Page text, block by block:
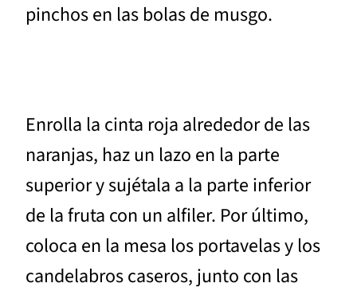
pinchos en las bolas de musgo.
Enrolla la cinta roja alrededor de las
naranjas, haz un lazo en la parte
superior y sujétala a la parte inferior
de la fruta con un alfiler. Por último,
coloca en la mesa los portavelas y los
candelabros caseros, junto con las